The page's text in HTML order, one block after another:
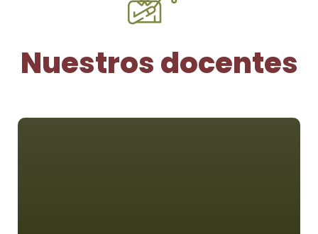
Nuestros docentes